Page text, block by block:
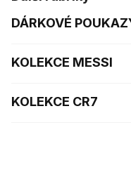
DÁRKOVÉ
KOLEKCE MESSI
KOLEKCE CR7